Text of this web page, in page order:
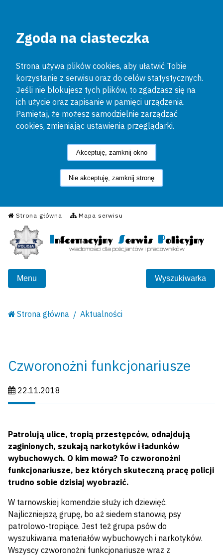
Zgoda na ciasteczka
Strona używa plików cookies, aby ułatwić Tobie
korzystanie z serwisu oraz do celów statystycznych.
Jeśli nie blokujesz tych plików, to zgadzasz się na
ich użycie oraz zapisanie w pamięci urządzenia.
Pamiętaj, że możesz samodzielnie zarządzać
cookies, zmieniając ustawienia przeglądarki.
Akceptuję, zamknij okno
Nie akceptuję, zamknij stronę
Strona główna Mapa serwisu
Informacyjny Serwis
Menu Wyszukiwarka
Strona główna Aktualności
Czworonożni funkcjonariusze
Data publikacji:
22.11.2018
Patrolują ulice, tropią przestępców, odnajdują
zaginionych, szukają narkotyków i ładunków
wybuchowych. O kim mowa? To czworonożni
funkcjonariusze, bez których skuteczną pracę policji
trudno sobie dzisiaj wyobrazić.
W tarnowskiej komendzie służy ich dziewięć.
Najliczniejszą grupę, bo aż siedem stanowią psy
patrolowo-tropiące. Jest też grupa psów do
wyszukiwania materiałów wybuchowych i narkotyków.
Wszyscy czworonożni funkcjonariusze wraz z